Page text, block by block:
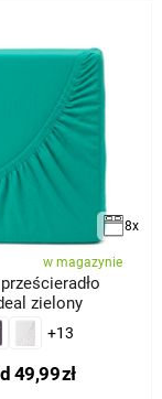
8x
w magazynie
zielony
+13
49,99zł